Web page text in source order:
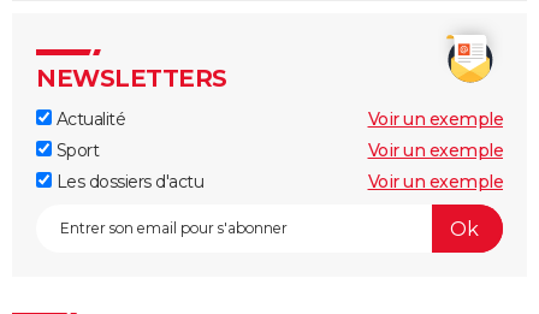
NEWSLETTERS
Actualité
Voir un exemple
Sport
Voir un exemple
Les dossiers d'actu
Voir un exemple